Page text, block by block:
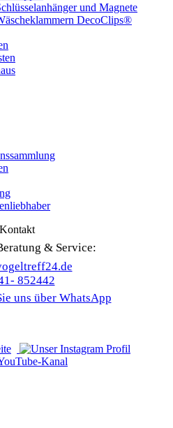
und Magnete
DecoClips®
Kontakt
& Service:
852442